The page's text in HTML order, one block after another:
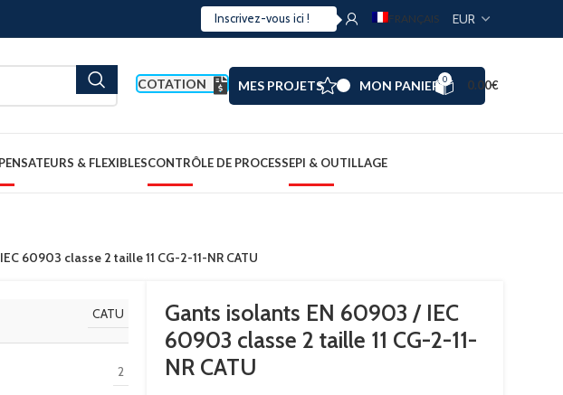
FRANÇAIS
COTATION MES PROJETS MON PANIER 0 0.00€
& FLEXIBLESCONTRÔLE DE PROCESSEPI & OUTILLAGE
60903 classe 2 taille 11 CG-2-11-NR CATU
CATU
2
Gants isolants EN 60903 / IEC
60903 classe 2 taille 11 CG-2-11-
NR CATU